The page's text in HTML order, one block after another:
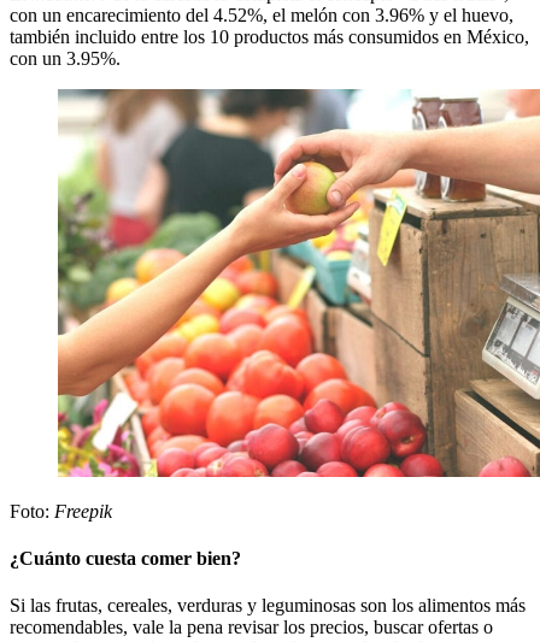
con un encarecimiento del 4.52%, el melón con 3.96% y el huevo,
también incluido entre los 10 productos más consumidos en México,
con un 3.95%.
Foto: Freepik
¿Cuánto cuesta comer bien?
Si las frutas, cereales, verduras y leguminosas son los alimentos más
recomendables, vale la pena revisar los precios, buscar ofertas o